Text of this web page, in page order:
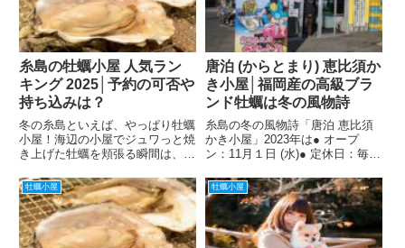
糸島の牡蠣小屋 人気ラン
キング 2025│予約の可否や
持ち込みは？
冬の糸島といえば、やっぱり牡蠣
小屋！海辺の小屋でジュワっと焼
き上げた牡蠣を頬張る瞬間は、寒
市内から車で約40分とアクセス
も良く、観光とグルメを一緒に楽
しめる人気スポットとして毎年多
くの人で賑わいます。本記事で
は...
唐泊 (からとまり) 恵比須か
き小屋│福岡産の高級ブラ
ンド牡蠣は冬の風物詩
糸島の冬の風物詩「唐泊 恵比須
かき小屋」2023年は● オープ
ン：11月１日 (水)● 定休日：毎週
NG● ナイフ・軍手貸し出しあり
糸島の牡蠣小屋で 予約可能な お
店のリスト│持ち込みは？福岡で
もの恵比須...
牡蠣小屋 牡蠣小屋